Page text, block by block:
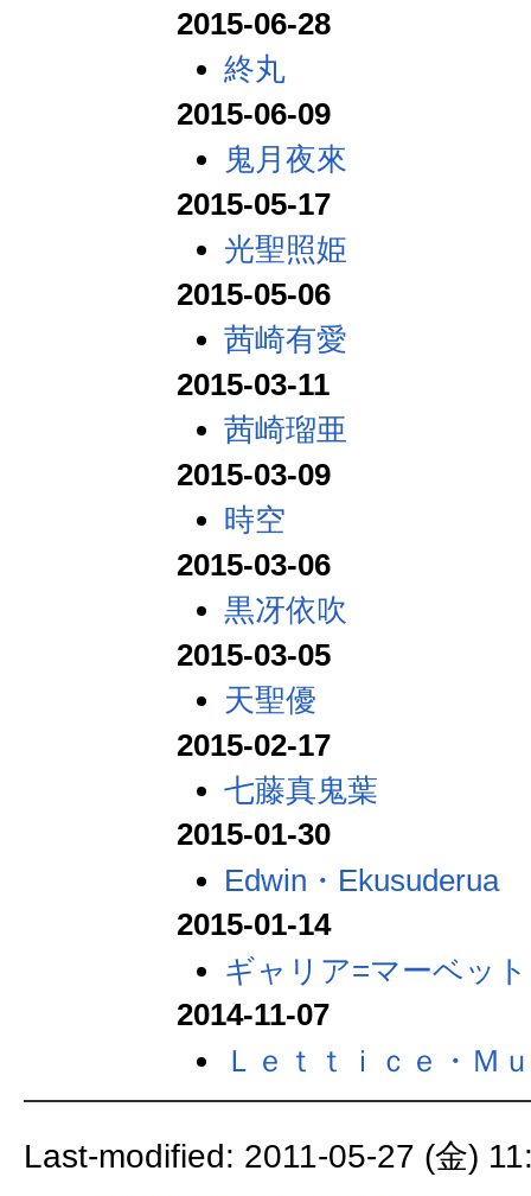
2015-06-28
終丸
2015-06-09
鬼月夜來
2015-05-17
光聖照姫
2015-05-06
茜崎有愛
2015-03-11
茜崎瑠亜
2015-03-09
時空
2015-03-06
黒冴依吹
2015-03-05
天聖優
2015-02-17
七藤真鬼葉
2015-01-30
Edwin・Ekusuderua
2015-01-14
ギャリア=マーベット
2014-11-07
Ｌｅｔｔｉｃｅ・Ｍ
Last-modified: 2011-05-27 (金)